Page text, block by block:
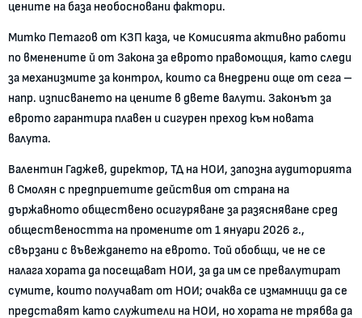
цените на база необосновани фактори.
Митко Петагов от КЗП каза, че Комисията активно работи
по вменените й от Закона за еврото правомощия, като следи
за механизмите за контрол, които са внедрени още от сега –
напр. изписването на цените в двете валути. Законът за
еврото гарантира плавен и сигурен преход към новата
валута.
Валентин Гаджев, директор, ТД на НОИ, запозна аудиторията
в Смолян с предприетите действия от страна на
държавното обществено осигуряване за разясняване сред
обществеността на промените от 1 януари 2026 г.,
свързани с въвеждането на еврото. Той обобщи, че не се
налага хората да посещават НОИ, за да им се превалутират
сумите, които получават от НОИ; очаква се измамници да се
представят като служители на НОИ, но хората не трябва да